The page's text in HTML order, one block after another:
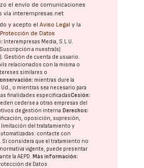
el envío de comunicaciones
vía interempresas.net
y acepto elAviso Legal y la
de Datos
Interempresas Media, S.L.U.
Suscripción a nuestra(s)
Gestión de cuenta de usuario.
relacionados con la misma o
similares o
mientras dure la
o mientras sea necesario para
finalidades especificadasCesión:
cederse a otras empresas del
de gestión interna.Derechos:
oposición, supresión,
del tratatamiento y
contacte con
. Si considera que el tratamiento no
normativa vigente, puede presentar
laAEPD.Más información:
de Datos